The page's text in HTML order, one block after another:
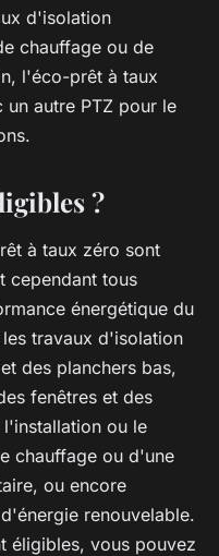
d'isolation
chauffage ou de
l'éco-prêt à taux
autre PTZ pour le
?
à taux zéro sont
cependant tous
énergétique du
travaux d'isolation
des planchers bas,
fenêtres et des
ou le
chauffage ou d'une
ou encore
renouvelable.
éligibles, vous pouvez